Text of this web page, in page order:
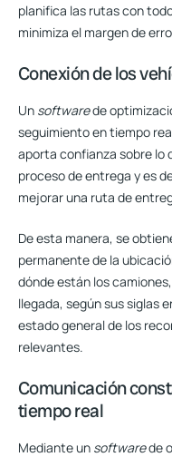
planifica las rutas con
minimiza el margen de
Conexión de los
Un softwarede
seguimiento en tiempo
aporta confianza sobre lo
proceso de entrega y es
mejorar una ruta de
De esta manera, se
permanente de la
dónde están los
llegada, según sus siglas
estado general de los
relevantes.
Comunicación
tiempo real
Mediante un softwarede